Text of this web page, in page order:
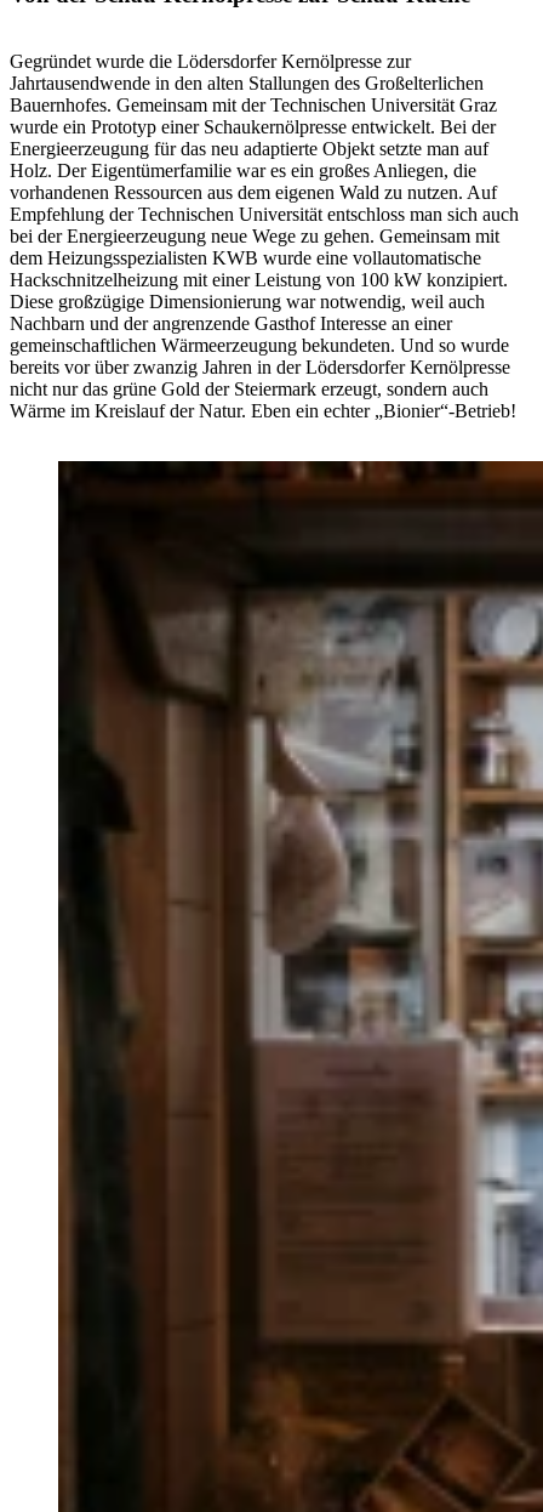
Gegründet wurde die Lödersdorfer Kernölpresse zur
Jahrtausendwende in den alten Stallungen des Großelterlichen
Bauernhofes. Gemeinsam mit der Technischen Universität Graz
wurde ein Prototyp einer Schaukernölpresse entwickelt. Bei der
Energieerzeugung für das neu adaptierte Objekt setzte man auf
Holz. Der Eigentümerfamilie war es ein großes Anliegen, die
vorhandenen Ressourcen aus dem eigenen Wald zu nutzen. Auf
Empfehlung der Technischen Universität entschloss man sich auch
bei der Energieerzeugung neue Wege zu gehen. Gemeinsam mit
dem Heizungsspezialisten KWB wurde eine vollautomatische
Hackschnitzelheizung mit einer Leistung von 100 kW konzipiert.
Diese großzügige Dimensionierung war notwendig, weil auch
Nachbarn und der angrenzende Gasthof Interesse an einer
gemeinschaftlichen Wärmeerzeugung bekundeten. Und so wurde
bereits vor über zwanzig Jahren in der Lödersdorfer Kernölpresse
nicht nur das grüne Gold der Steiermark erzeugt, sondern auch
Wärme im Kreislauf der Natur. Eben ein echter „Bionier“-Betrieb!